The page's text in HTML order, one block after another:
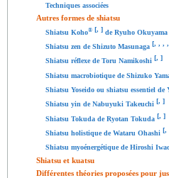
Techniques associées
Autres formes de shiatsu
Shiatsu Koho® [, ] de Ryuho Okuyama
Shiatsu zen de Shizuto Masunaga [, , , ,
Shiatsu réflexe de Toru Namikoshi [, ]
Shiatsu macrobiotique de Shizuko
Shiatsu Yoseido ou shiatsu essentiel
Shiatsu yin de Nabuyuki Takeuchi [, ]
Shiatsu Tokuda de Ryotan Tokuda [, ]
Shiatsu holistique de Wataru Ohashi [,
Shiatsu myoénergétique de Hiroshi
Shiatsu et kuatsu
Différentes théories proposées pour